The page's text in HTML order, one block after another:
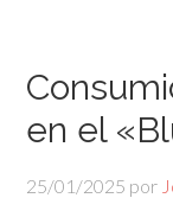
en el
25/01/2025 por